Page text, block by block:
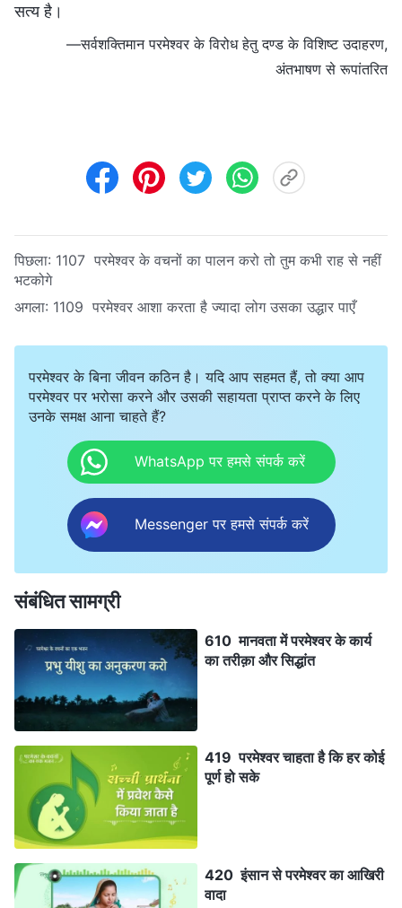
सत्य है।
—सर्वशक्तिमान परमेश्‍वर के विरोध हेतु दण्‍ड के विशिष्ट उदाहरण,
अंतभाषण से रूपांतरित
पिछला: 1107 परमेश्वर के वचनों का पालन करो तो तुम कभी राह से नहीं
भटकोगे
अगला: 1109 परमेश्वर आशा करता है ज्यादा लोग उसका उद्धार पाएँ
परमेश्वर के बिना जीवन कठिन है। यदि आप सहमत हैं, तो क्या आप
परमेश्वर पर भरोसा करने और उसकी सहायता प्राप्त करने के लिए
उनके समक्ष आना चाहते हैं?
WhatsApp पर हमसे संपर्क करें
Messenger पर हमसे संपर्क करें
संबंधित सामग्री
610 मानवता में परमेश्वर के कार्य
का तरीक़ा और सिद्धांत
419 परमेश्वर चाहता है कि हर कोई
पूर्ण हो सके
420 इंसान से परमेश्वर का आखिरी
वादा